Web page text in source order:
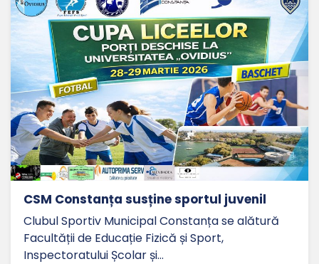
CSM Constanța susține sportul juvenil
Clubul Sportiv Municipal Constanța se alătură
Facultății de Educație Fizică și Sport,
Inspectoratului Școlar și…